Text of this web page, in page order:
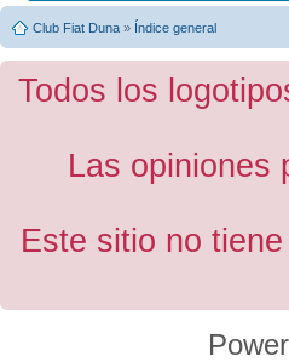
Club Fiat Duna » Índice general
Todos los
Las opiniones
Este sitio no